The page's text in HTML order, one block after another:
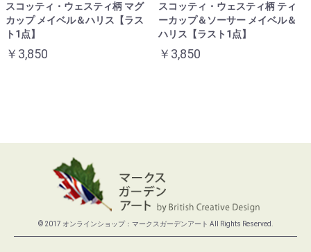
スコッティ・ウェスティ柄 マグ
カップ メイベル＆ハリス【ラス
ト1点】
￥3,850
スコッティ・ウェスティ柄 ティ
ーカップ＆ソーサー メイベル＆
ハリス【ラスト1点】
￥3,850
© 2017 オンラインショップ：マークスガーデンアート All Rights Reserved.